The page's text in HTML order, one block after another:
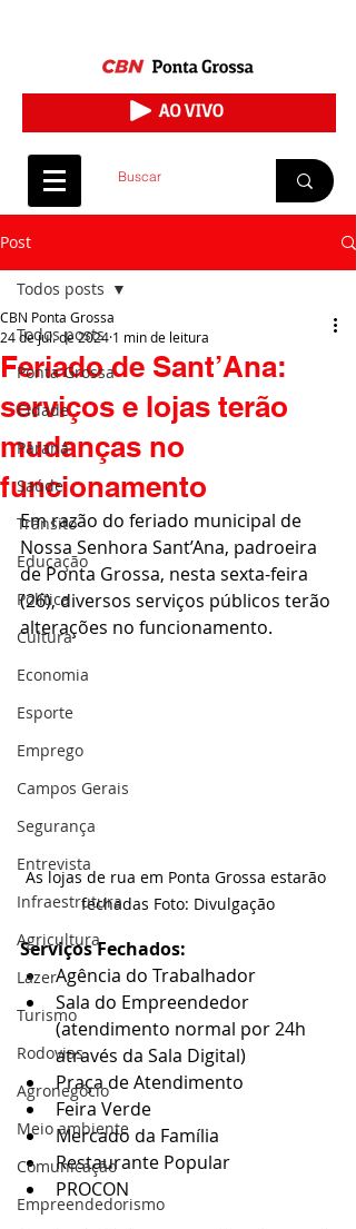
Post
Todos posts
Ponta Grossa
Cidade
Paraná
Saúde
Trânsito
Educação
Política
Cultura
Economia
Esporte
Emprego
Campos Gerais
Segurança
Entrevista
Infraestrutura
Agricultura
Lazer
Turismo
Rodovias
Agronegócio
Meio ambiente
Comunicação
Empreendedorismo
Todos posts
Feriado de Sant’Ana:
serviços e lojas terão
mudanças no
funcionamento
CBN Ponta Grossa
24 de jul. de 2024 1 min de leitura
Em razão do feriado municipal de
Nossa Senhora Sant’Ana, padroeira
de Ponta Grossa, nesta sexta-feira
(26), diversos serviços públicos terão
alterações no funcionamento.
As lojas de rua em Ponta Grossa estarão
fechadas Foto: Divulgação
Serviços Fechados:
Agência do Trabalhador
Sala do Empreendedor
(atendimento normal por 24h
através da Sala Digital)
Praça de Atendimento
Feira Verde
Mercado da Família
Restaurante Popular
PROCON